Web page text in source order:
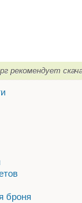
рекомендует
броня